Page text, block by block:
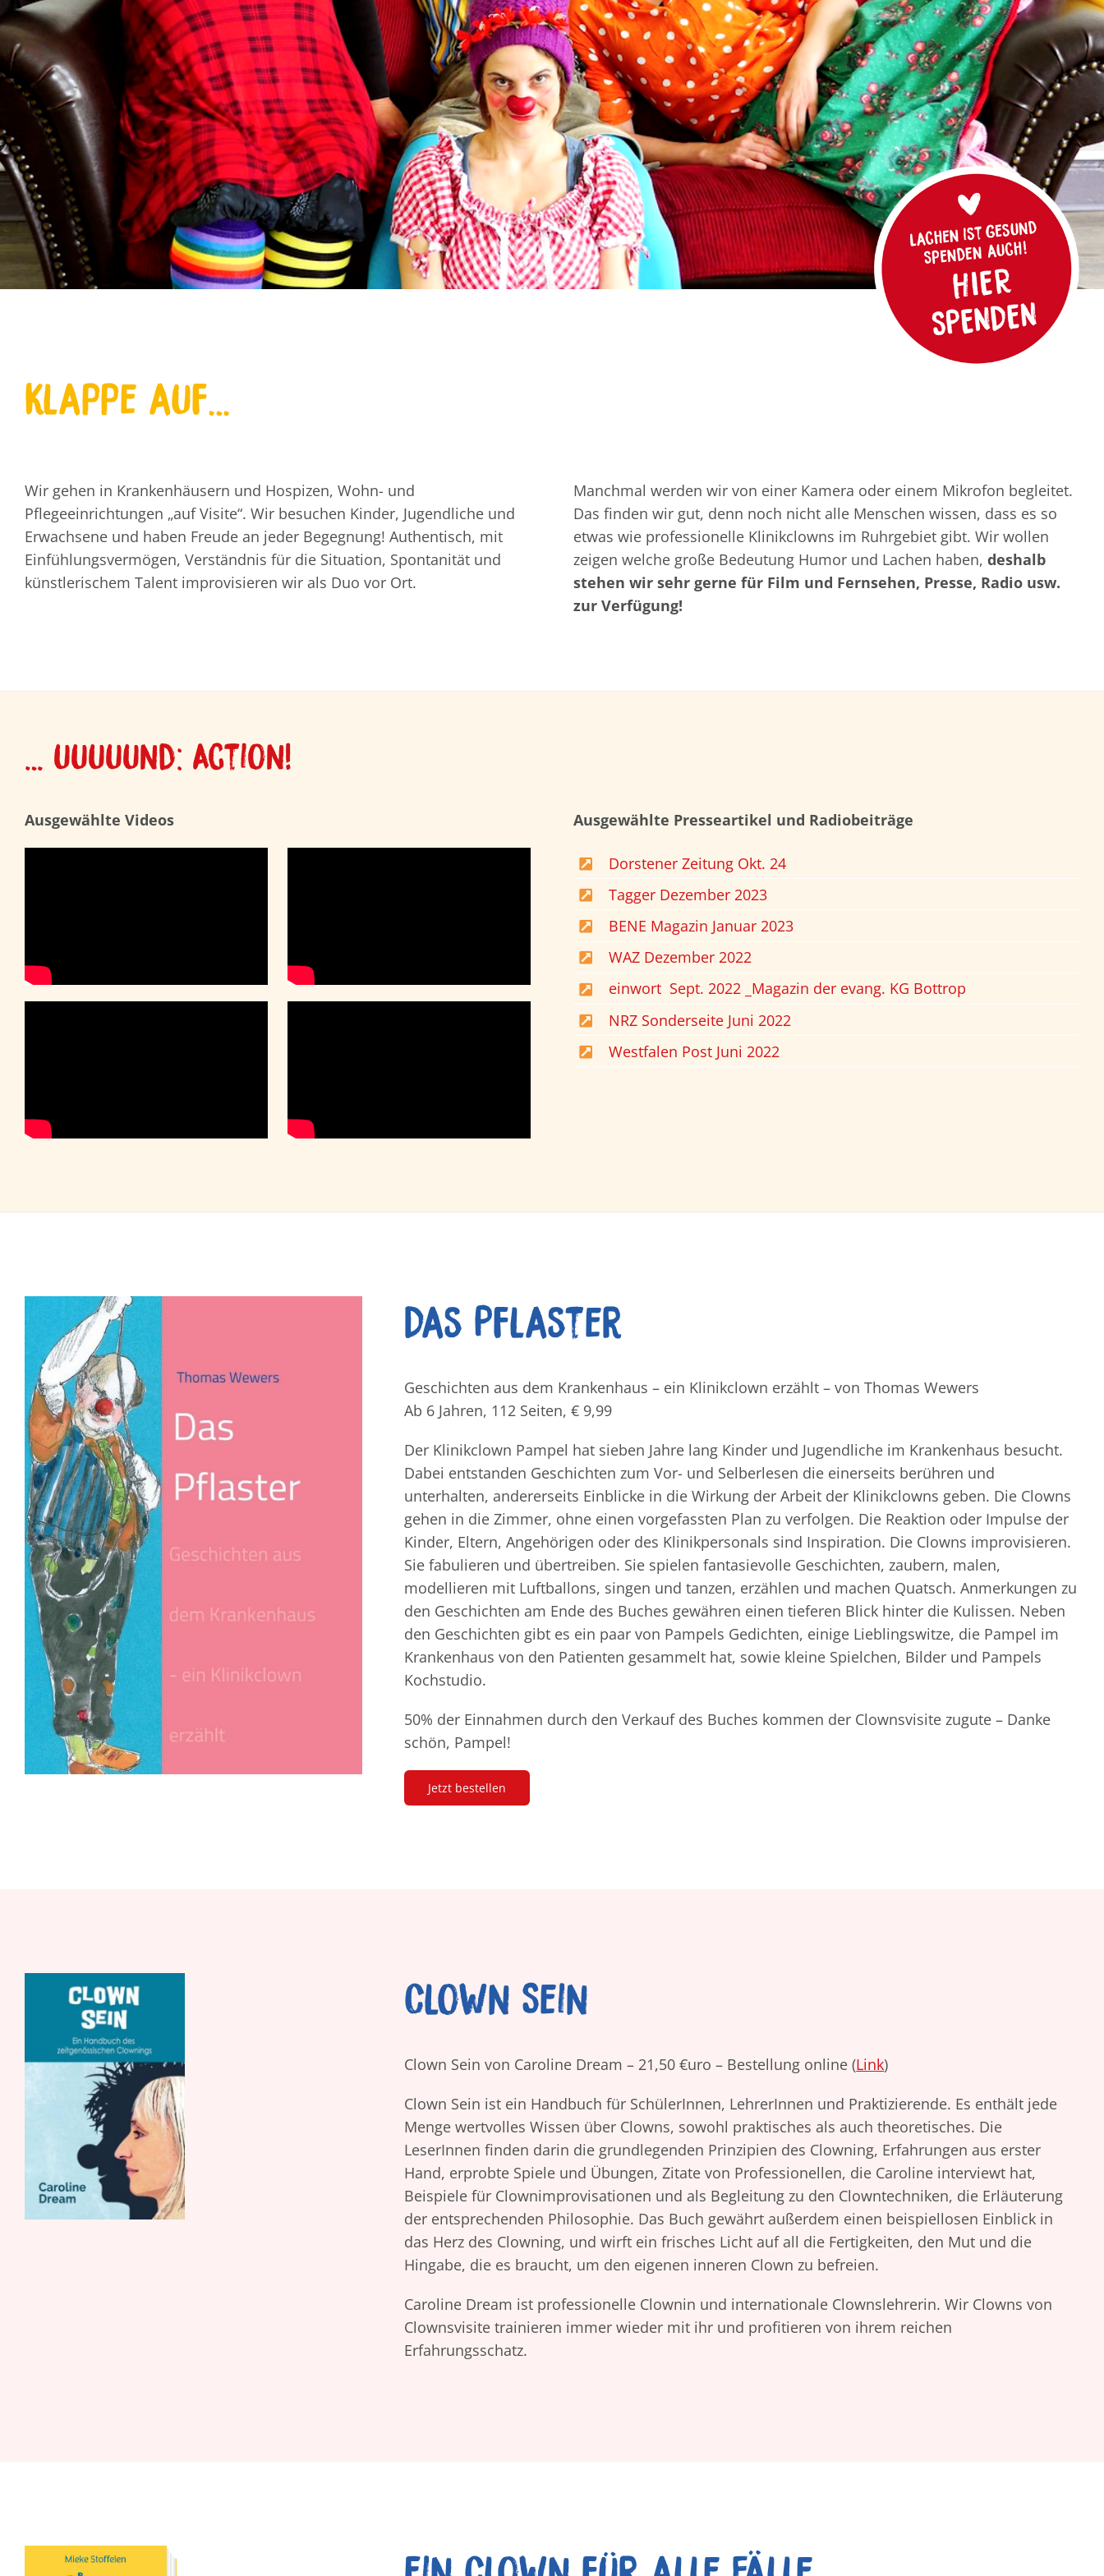
Klappe auf…
Wir gehen in Krankenhäusern und Hospizen, Wohn- und
Pflegeeinrichtungen „auf Visite“. Wir besuchen Kinder, Jugendliche und
Erwachsene und haben Freude an jeder Begegnung! Authentisch, mit
Einfühlungsvermögen, Verständnis für die Situation, Spontanität und
künstlerischem Talent improvisieren wir als Duo vor Ort.
Manchmal werden wir von einer Kamera oder einem Mikrofon begleitet.
Das finden wir gut, denn noch nicht alle Menschen wissen, dass es so
etwas wie professionelle Klinikclowns im Ruhrgebiet gibt. Wir wollen
zeigen welche große Bedeutung Humor und Lachen haben, deshalb
stehen wir sehr gerne für Film und Fernsehen, Presse, Radio usw.
zur Verfügung!
… uuuuund: Action!
Ausgewählte Videos Ausgewählte Presseartikel und Radiobeiträge
Dorstener Zeitung Okt. 24
Tagger Dezember 2023
BENE Magazin Januar 2023
WAZ Dezember 2022
einwort Sept. 2022 _Magazin der evang. KG Bottrop
NRZ Sonderseite Juni 2022
Westfalen Post Juni 2022
Das Pflaster
Geschichten aus dem Krankenhaus – ein Klinikclown erzählt – von Thomas Wewers
Ab 6 Jahren, 112 Seiten, € 9,99
Der Klinikclown Pampel hat sieben Jahre lang Kinder und Jugendliche im Krankenhaus besucht.
Dabei entstanden Geschichten zum Vor- und Selberlesen die einerseits berühren und
unterhalten, andererseits Einblicke in die Wirkung der Arbeit der Klinikclowns geben. Die Clowns
gehen in die Zimmer, ohne einen vorgefassten Plan zu verfolgen. Die Reaktion oder Impulse der
Kinder, Eltern, Angehörigen oder des Klinikpersonals sind Inspiration. Die Clowns improvisieren.
Sie fabulieren und übertreiben. Sie spielen fantasievolle Geschichten, zaubern, malen,
modellieren mit Luftballons, singen und tanzen, erzählen und machen Quatsch. Anmerkungen zu
den Geschichten am Ende des Buches gewähren einen tieferen Blick hinter die Kulissen. Neben
den Geschichten gibt es ein paar von Pampels Gedichten, einige Lieblingswitze, die Pampel im
Krankenhaus von den Patienten gesammelt hat, sowie kleine Spielchen, Bilder und Pampels
Kochstudio.
50% der Einnahmen durch den Verkauf des Buches kommen der Clownsvisite zugute – Danke
schön, Pampel!
Jetzt bestellen
Clown Sein
Clown Sein von Caroline Dream – 21,50 €uro – Bestellung online (Link)
Clown Sein ist ein Handbuch für SchülerInnen, LehrerInnen und Praktizierende. Es enthält jede
Menge wertvolles Wissen über Clowns, sowohl praktisches als auch theoretisches. Die
LeserInnen finden darin die grundlegenden Prinzipien des Clowning, Erfahrungen aus erster
Hand, erprobte Spiele und Übungen, Zitate von Professionellen, die Caroline interviewt hat,
Beispiele für Clownimprovisationen und als Begleitung zu den Clowntechniken, die Erläuterung
der entsprechenden Philosophie. Das Buch gewährt außerdem einen beispiellosen Einblick in
das Herz des Clowning, und wirft ein frisches Licht auf all die Fertigkeiten, den Mut und die
Hingabe, die es braucht, um den eigenen inneren Clown zu befreien.
Caroline Dream ist professionelle Clownin und internationale Clownslehrerin. Wir Clowns von
Clownsvisite trainieren immer wieder mit ihr und profitieren von ihrem reichen
Erfahrungsschatz.